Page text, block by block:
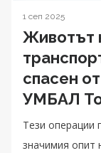
1 сеп 2025
Животът
спасен
УМБАЛ
Тези операции
значимия опит